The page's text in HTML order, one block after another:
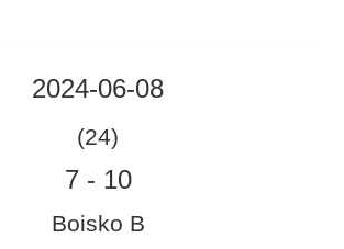
2024-06-08
(24)
7- 10
Boisko B